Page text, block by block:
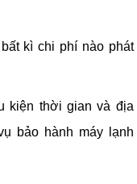
kì chi phí nào phát
kiện thời gian và địa
bảo hành máy lạnh